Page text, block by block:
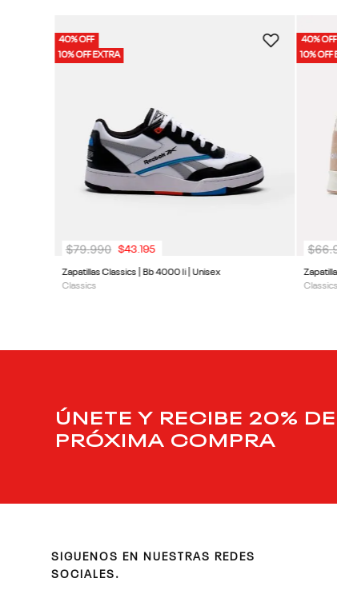
40% OFF
10% OFF EXTRA
Zapatillas Classics | Bb 4000 Ii | Unisex
Classics
$79.990 $43.195
40% OFF
10% OFF
Classics
$66.
ÚNETE Y RECIBE 20%
PRÓXIMA COMPRA
SIGUENOS EN NUESTRAS REDES
SOCIALES.